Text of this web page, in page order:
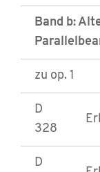
Band b:
zu op. 1
D
328
D